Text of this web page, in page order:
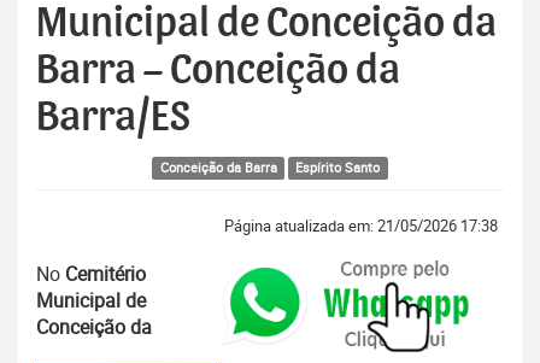
Municipal de Conceição da
Barra – Conceição da
Barra/ES
Conceição da Barra Espírito Santo
Página atualizada em: 21/05/2026 17:38
No Cemitério
Municipal de
Conceição da